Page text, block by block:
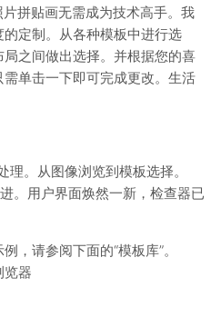
拼贴画无需成为技术高手。我
定制。从各种模板中进行选
之间做出选择。并根据您的喜
单击一下即可完成更改。生活
。从图像浏览到模板选择。
。用户界面焕然一新，检查器已
，请参阅下面的“模板库”。
览器